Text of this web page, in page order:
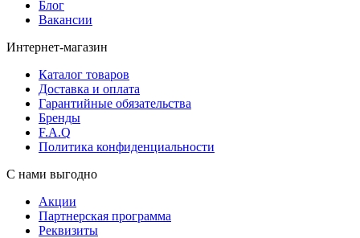
Блог
Вакансии
Интернет-магазин
Каталог товаров
Доставка и оплата
Гарантийные обязательства
Бренды
F.A.Q
Политика конфиденциальности
С нами выгодно
Акции
Партнерская программа
Реквизиты